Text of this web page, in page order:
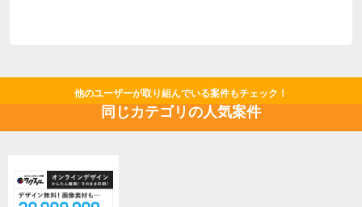
他のユーザーが取り組んでいる案件もチェック！
同じカテゴリの人気案件